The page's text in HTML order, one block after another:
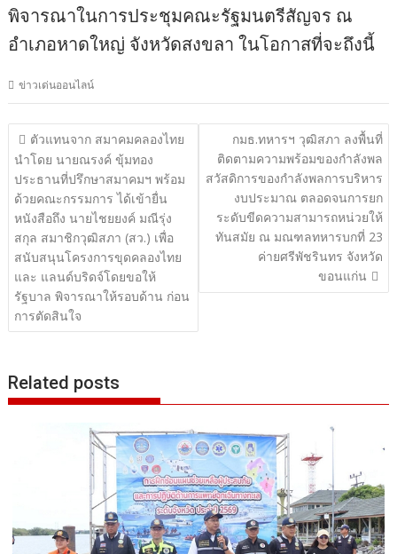
พิจารณาในการประชุมคณะรัฐมนตรีสัญจร ณ
อำเภอหาดใหญ่ จังหวัดสงขลา ในโอกาสที่จะถึงนี้​​​​​​​​​​​​​​​​
ข่าวเด่นออนไลน์
แนะแนว
เรื่อง
ตัวแทนจาก สมาคมคลองไทย
นำโดย นายณรงค์ ขุ้มทอง
ประธานที่ปรึกษาสมาคมฯ พร้อม
ด้วยคณะกรรมการ ได้เข้ายื่น
หนังสือถึง นายไชยยงค์ มณีรุ่ง
สกุล สมาชิกวุฒิสภา (สว.) เพื่อ
สนับสนุนโครงการขุดคลองไทย
และ แลนด์บริดจ์โดยขอให้
รัฐบาล พิจารณาให้รอบด้าน ก่อน
การตัดสินใจ
กมธ.ทหารฯ วุฒิสภา ลงพื้นที่
ติดตามความพร้อมของกำลังพล
สวัสดิการของกำลังพลการบริหาร
งบประมาณ ตลอดจนการยก
ระดับขีดความสามารถหน่วยให้
ทันสมัย ณ มณฑลทหารบกที่ 23
ค่ายศรีพัชรินทร จังหวัด
ขอนแก่น
Related posts